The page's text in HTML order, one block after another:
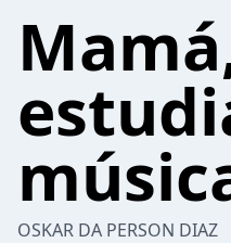
OSKAR DA PERSON DIAZ